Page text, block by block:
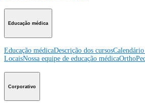
Educação médica
Educação médicaDescrição dos cursos
LocaisNossa equipe de educação médica
Corporativo